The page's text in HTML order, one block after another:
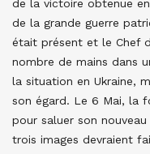
de la victoire obtenue en
de la grande guerre
était présent et le Chef
nombre de mains dans
la situation en Ukraine,
son égard. Le 6 Mai, la
pour saluer son
trois images devraient